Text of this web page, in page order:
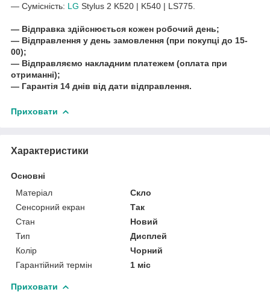
― Сумісність: LG Stylus 2 K520 | K540 | LS775.
― Відправка здійснюється кожен робочий день;
― Відправлення у день замовлення (при покупці до 15-
00);
― Відправляємо накладним платежем (оплата при
отриманні);
― Гарантія 14 днів від дати відправлення.
Приховати
Характеристики
Основні
Матеріал
Скло
Сенсорний екран
Так
Стан
Новий
Тип
Дисплей
Колір
Чорний
Гарантійний термін
1 міс
Приховати